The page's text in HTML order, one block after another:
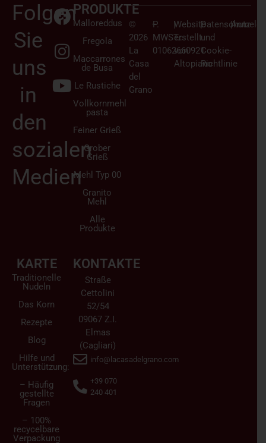
Folgen
Sie
uns
in
den
sozialen
Medien
PRODUKTE
Malloreddus
Fregola
Maccarrones
de Busa
Le Rustiche
Vollkornmehl
pasta
Feiner Grieß
Grober
Grieß
Mehl Typ 00
Granito
Mehl
Alle
Produkte
KARTE
Traditionelle
Nudeln
Das Korn
Rezepte
Blog
Hilfe und
Unterstützung:
– Häufig
gestellte
Fragen
– 100%
recycelbare
Verpackung
KONTAKTE
Straße
Cettolini
52/54
09067 Z.I.
Elmas
(Cagliari)
info@lacasadelgrano.com
+39 070
240 401
©
2026
La
Casa
del
Grano
–
P.
MWST.:
01062660921
|Website
erstellt
von
Altopiano
|Datenschutz
und
Cookie-
Richtlinie
|